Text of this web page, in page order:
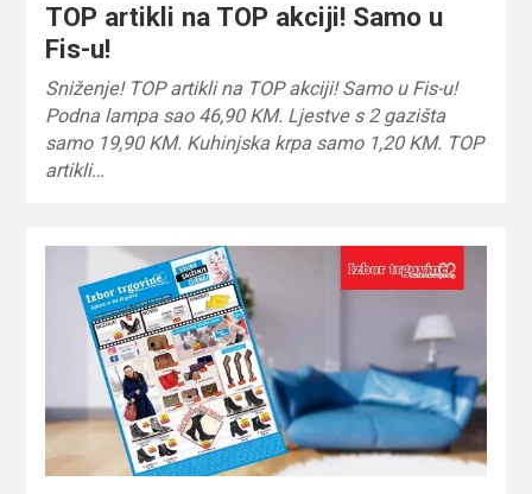
TOP artikli na TOP akciji! Samo u
Fis-u!
Sniženje! TOP artikli na TOP akciji! Samo u Fis-u!
Podna lampa sao 46,90 KM. Ljestve s 2 gazišta
samo 19,90 KM. Kuhinjska krpa samo 1,20 KM. TOP
artikli…